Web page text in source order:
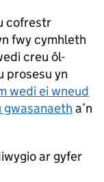
cofrestr
fwy cymhleth
creu ôl-
prosesu yn
wedi ei wneud
gwasanaeth a’n
ar gyfer